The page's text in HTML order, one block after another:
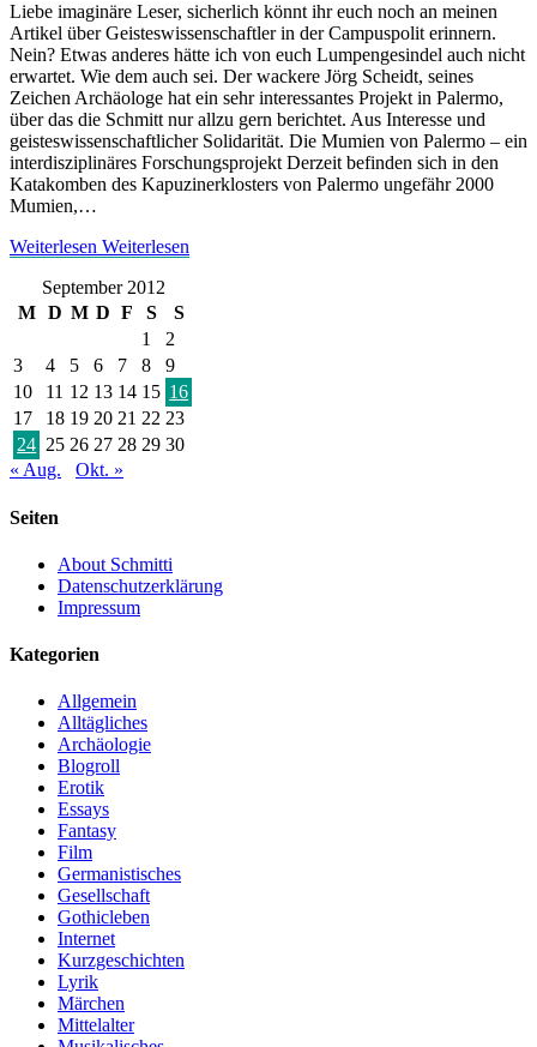
Liebe imaginäre Leser, sicherlich könnt ihr euch noch an meinen
Artikel über Geisteswissenschaftler in der Campuspolit erinnern.
Nein? Etwas anderes hätte ich von euch Lumpengesindel auch nicht
erwartet. Wie dem auch sei. Der wackere Jörg Scheidt, seines
Zeichen Archäologe hat ein sehr interessantes Projekt in Palermo,
über das die Schmitt nur allzu gern berichtet. Aus Interesse und
geisteswissenschaftlicher Solidarität. Die Mumien von Palermo – ein
interdisziplinäres Forschungsprojekt Derzeit befinden sich in den
Katakomben des Kapuzinerklosters von Palermo ungefähr 2000
Mumien,…
Weiterlesen Weiterlesen
September 2012
M D M D F S
S
1
2
3
4 5 6 7 8
9
10
11 12 13 14 15 16
17
18 19 20 21 22 23
24 25 26 27 28 29 30
« Aug.
Okt. »
Seiten
About Schmitti
Datenschutzerklärung
Impressum
Kategorien
Allgemein
Alltägliches
Archäologie
Blogroll
Erotik
Essays
Fantasy
Film
Germanistisches
Gesellschaft
Gothicleben
Internet
Kurzgeschichten
Lyrik
Märchen
Mittelalter